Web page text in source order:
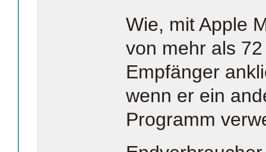
Wie, mit Apple
von mehr als
Empfänger
wenn er ein
Programm